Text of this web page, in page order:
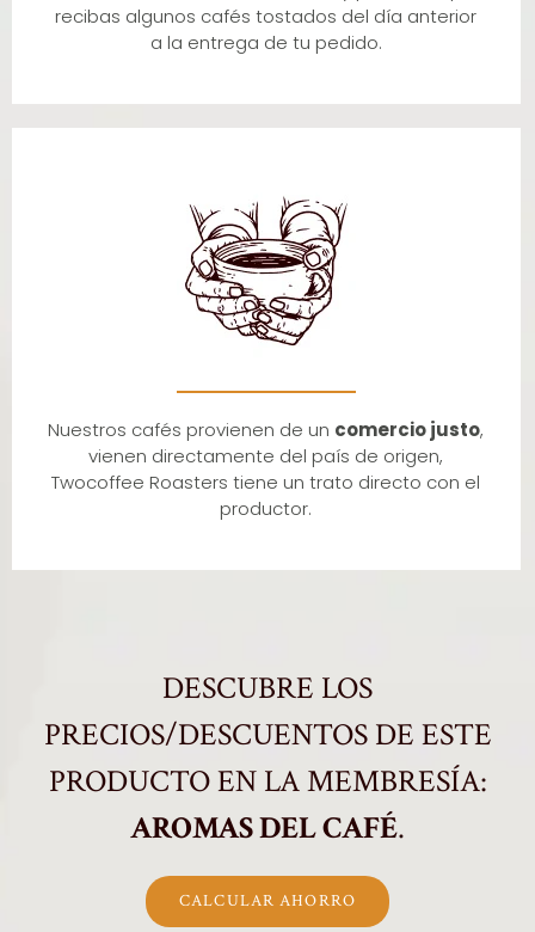
recibas algunos cafés tostados del día anterior
a la entrega de tu pedido.
Nuestros cafés provienen de un comercio justo,
vienen directamente del país de origen,
Twocoffee Roasters tiene un trato directo con el
productor.
DESCUBRE LOS
PRECIOS/DESCUENTOS DE ESTE
PRODUCTO EN LA MEMBRESÍA:
AROMAS DEL CAFÉ.
CALCULAR AHORRO